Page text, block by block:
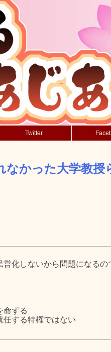
Twitter
なかった大学教授
営化しないから問題になるの
命ずる
任する特権ではない